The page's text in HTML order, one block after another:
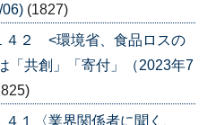
(1827)
４２ <環境省、食品ロスの
共創」「寄付」（2023年7
１〈業界関係者に聞く、